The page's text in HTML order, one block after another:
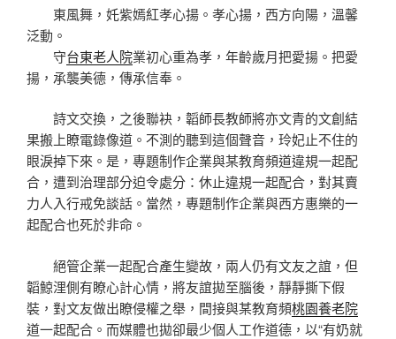
東風舞，奼紫嫣紅孝心揚。孝心揚，西方向陽，溫馨
泛動。
守台東老人院業初心重為孝，年齡歲月把愛揚。把愛
揚，承襲美德，傳承信奉。
詩文交換，之後聯袂，韜師長教師將亦文青的文創結
果搬上瞭電錄像道。不測的聽到這個聲音，玲妃止不住的
眼淚掉下來。是，專題制作企業與某教育頻道違規一起配
合，遭到治理部分迫令處分：休止違規一起配合，對其賣
力人入行戒免談話。當然，專題制作企業與西方惠樂的一
起配合也死於非命。
絕管企業一起配合產生變故，兩人仍有文友之誼，但
韜鯨浬側有瞭心計心情，將友誼拋至腦後，靜靜撕下假
裝，對文友做出瞭侵權之舉，間接與某教育頻桃園養老院
道一起配合。而媒體也拋卻最少個人工作道德，以“有奶就